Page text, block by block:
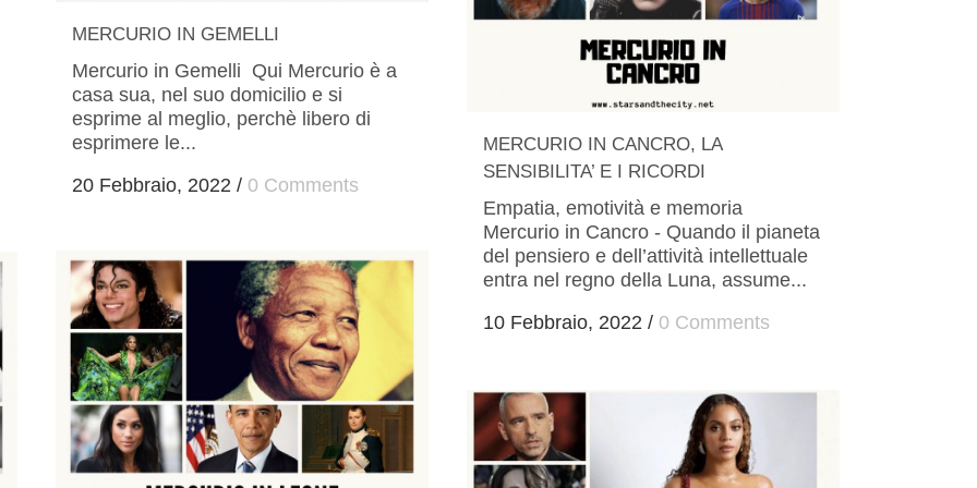
MERCURIO IN GEMELLI
Mercurio in Gemelli Qui Mercurio è a
casa sua, nel suo domicilio e si
esprime al meglio, perchè libero di
esprimere le...
20 Febbraio, 2022 / 0 Comments
MERCURIO IN CANCRO, LA
SENSIBILITA’ E I RICORDI
Empatia, emotività e memoria
Mercurio in Cancro - Quando il pianeta
del pensiero e dell’attività intellettuale
entra nel regno della Luna, assume...
10 Febbraio, 2022 / 0 Comments